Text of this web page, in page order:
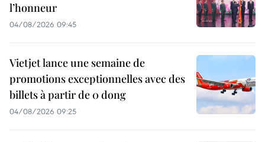
l’honneur
04/08/2026 09:45
Vietjet lance une semaine de
promotions exceptionnelles avec des
billets à partir de 0 dong
04/08/2026 09:25